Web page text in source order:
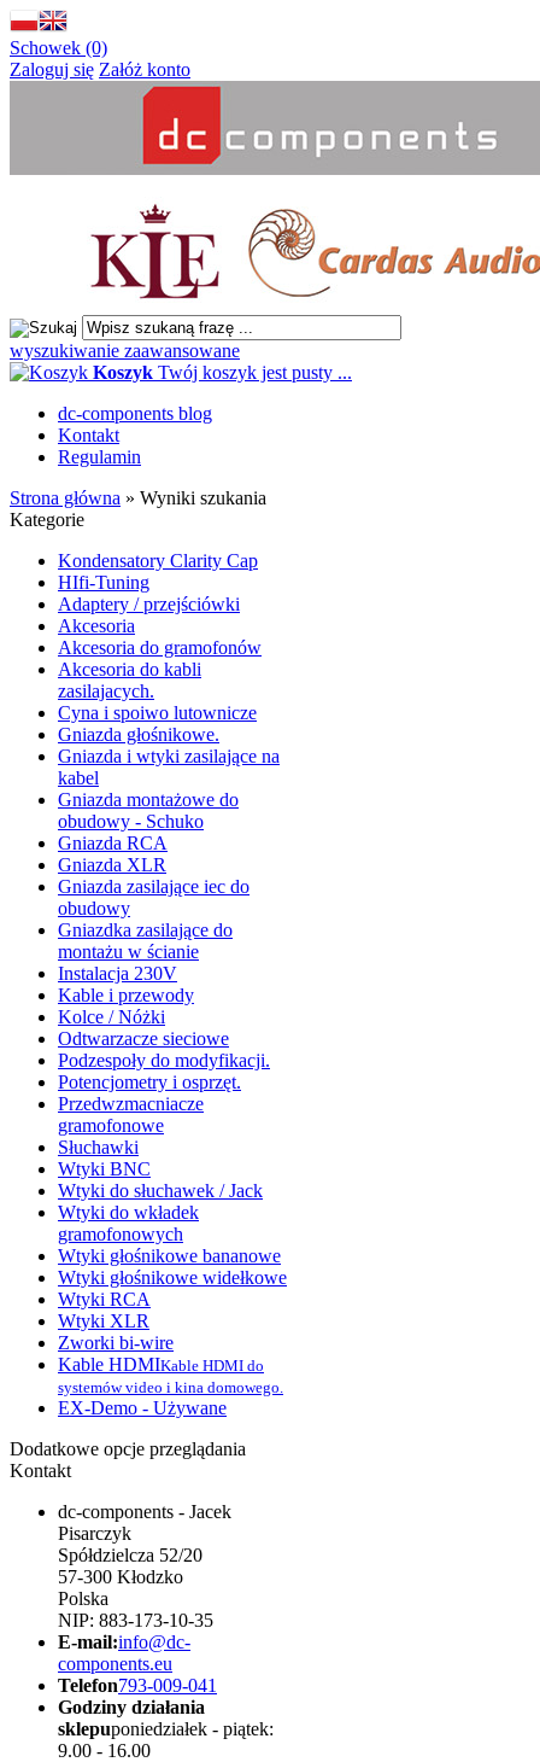
Schowek (0)
Zaloguj się Załóż konto
wyszukiwanie zaawansowane
Koszyk Twój koszyk jest pusty ...
dc-components blog
Kontakt
Regulamin
Strona główna » Wyniki szukania
Kategorie
Kondensatory Clarity Cap
HIfi-Tuning
Adaptery / przejściówki
Akcesoria
Akcesoria do gramofonów
Akcesoria do kabli
zasilajacych.
Cyna i spoiwo lutownicze
Gniazda głośnikowe.
Gniazda i wtyki zasilające na
kabel
Gniazda montażowe do
obudowy - Schuko
Gniazda RCA
Gniazda XLR
Gniazda zasilające iec do
obudowy
Gniazdka zasilające do
montażu w ścianie
Instalacja 230V
Kable i przewody
Kolce / Nóżki
Odtwarzacze sieciowe
Podzespoły do modyfikacji.
Potencjometry i osprzęt.
Przedwzmacniacze
gramofonowe
Słuchawki
Wtyki BNC
Wtyki do słuchawek / Jack
Wtyki do wkładek
gramofonowych
Wtyki głośnikowe bananowe
Wtyki głośnikowe widełkowe
Wtyki RCA
Wtyki XLR
Zworki bi-wire
Kable HDMIKable HDMI do
systemów video i kina domowego.
EX-Demo - Używane
Dodatkowe opcje przeglądania
Kontakt
dc-components - Jacek
Pisarczyk
Spółdzielcza 52/20
57-300 Kłodzko
Polska
NIP: 883-173-10-35
E-mail:info@dc-
components.eu
Telefon793-009-041
Godziny działania
sklepuponiedziałek - piątek:
9.00 - 16.00